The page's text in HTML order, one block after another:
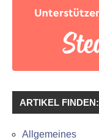
ARTIKEL
Allgemeines